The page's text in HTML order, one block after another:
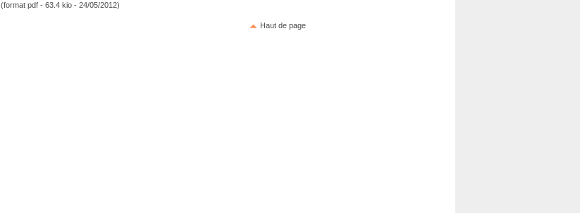
(format pdf - 63.4 kio - 24/05/2012)
Haut de page